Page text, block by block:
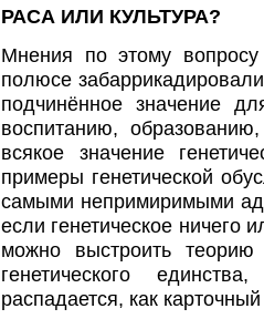
РАСА ИЛИ КУЛЬТУРА?
Мнения по этому
полюсе
подчинённое значение
воспитанию,
всякое значение
примеры генетической
самыми непримиримыми
если генетическое ничего
можно выстроить теорию
генетического
распадается, как